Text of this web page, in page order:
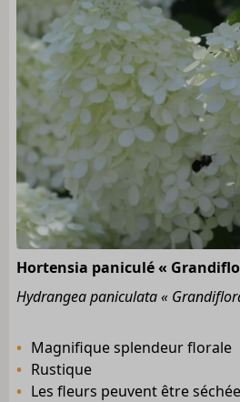
Hortensia paniculé «
Hydrangea paniculata «
Magnifique splendeur florale
Rustique
Les fleurs peuvent être